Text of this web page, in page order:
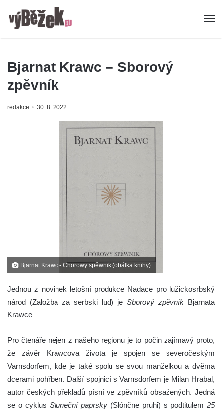
Bjarnat Krawc – Sborový
zpěvník
redakce 30. 8. 2022
Bjarnat Krawc - Chorowy spěwnik (obálka knihy)
Jednou z novinek letošní produkce Nadace pro lužickosrbský
národ (Załožba za serbski lud) je Sborový zpěvník Bjarnata
Krawce
Pro čtenáře nejen z našeho regionu je to počin zajímavý proto,
že závěr Krawcova života je spojen se severočeským
Varnsdorfem, kde je také spolu se svou manželkou a dvěma
dcerami pohřben. Další spojnicí s Varnsdorfem je Milan Hrabal,
autor českých překladů písní ve zpěvníků obsažených. Jedná
se o cyklusSluneční paprsky (Słónčne pruhi) s podtitulem25